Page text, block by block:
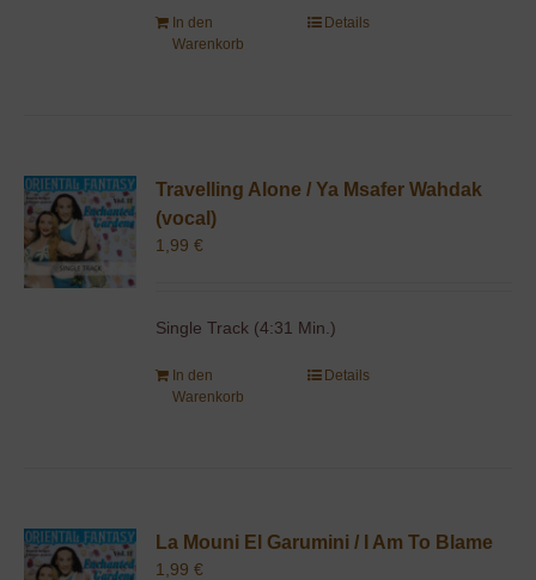
In den
Warenkorb
Details
Travelling Alone / Ya Msafer Wahdak
(vocal)
1,99€
Single Track (4:31 Min.)
In den
Warenkorb
Details
La Mouni El Garumini / I Am To Blame
1,99€